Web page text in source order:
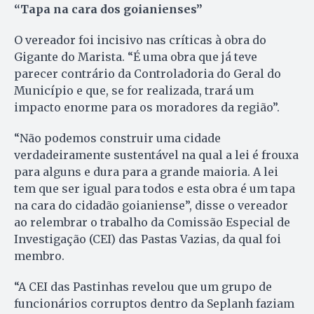
“Tapa na cara dos goianienses”
O vereador foi incisivo nas críticas à obra do
Gigante do Marista. “É uma obra que já teve
parecer contrário da Controladoria do Geral do
Município e que, se for realizada, trará um
impacto enorme para os moradores da região”.
“Não podemos construir uma cidade
verdadeiramente sustentável na qual a lei é frouxa
para alguns e dura para a grande maioria. A lei
tem que ser igual para todos e esta obra é um tapa
na cara do cidadão goianiense”, disse o vereador
ao relembrar o trabalho da Comissão Especial de
Investigação (CEI) das Pastas Vazias, da qual foi
membro.
“A CEI das Pastinhas revelou que um grupo de
funcionários corruptos dentro da Seplanh faziam